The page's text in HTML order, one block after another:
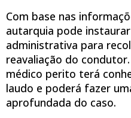
Com base nas
autarquia pode
administrativa para
reavaliação do
médico perito terá
laudo e poderá fazer
aprofundada do caso.